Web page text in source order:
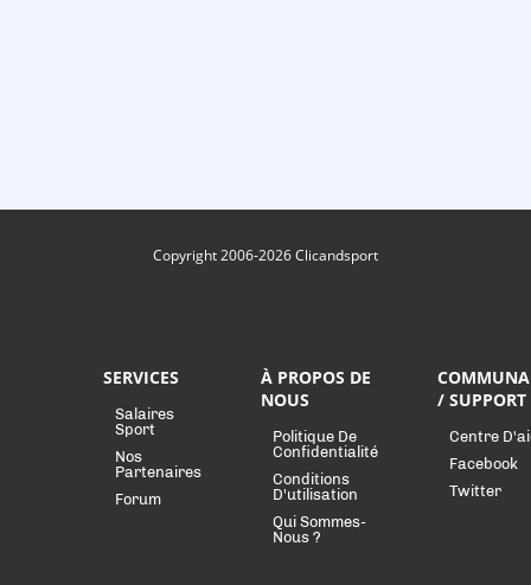
Copyright 2006-2026 Clicandsport
SERVICES
Salaires
Sport
Nos
Partenaires
Forum
À PROPOS DE
NOUS
Politique De
Confidentialité
Conditions
D'utilisation
Qui Sommes-
Nous ?
/ SUPPORT
Centre
Facebook
Twitter